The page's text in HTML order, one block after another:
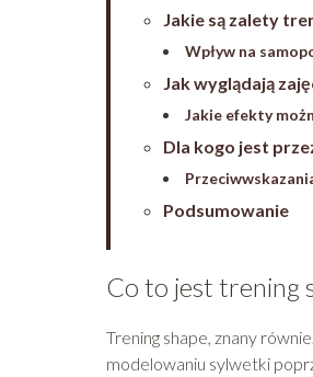
Jakie są zalety
Wpływ na
Jak wyglądają
Jakie efekty
Dla kogo jest
Podsumowanie
Co to jest trening
Trening shape, znany
modelowaniu sylwetki